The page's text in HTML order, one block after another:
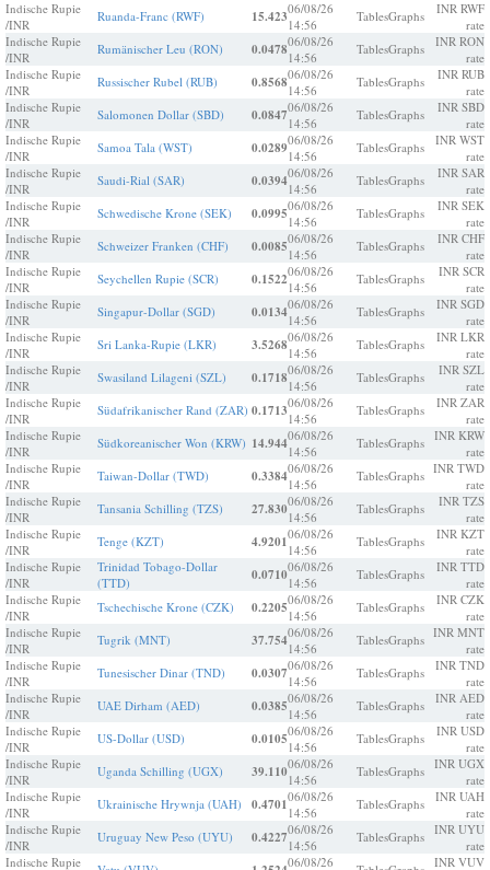
Indische Rupie
/INR
Ruanda-Franc (RWF) 15.42306/08/26
14:56
TablesGraphs
INR RWF
rate
Indische Rupie
/INR
Rumänischer Leu (RON) 0.047806/08/26
14:56
TablesGraphs
INR RON
rate
Indische Rupie
/INR
Russischer Rubel (RUB) 0.856806/08/26
14:56
TablesGraphs
INR RUB
rate
Indische Rupie
/INR
Salomonen Dollar (SBD) 0.084706/08/26
14:56
TablesGraphs
INR SBD
rate
Indische Rupie
/INR
Samoa Tala (WST) 0.028906/08/26
14:56
TablesGraphs
INR WST
rate
Indische Rupie
/INR
Saudi-Rial (SAR) 0.039406/08/26
14:56
TablesGraphs
INR SAR
rate
Indische Rupie
/INR
Schwedische Krone (SEK) 0.099506/08/26
14:56
TablesGraphs
INR SEK
rate
Indische Rupie
/INR
Schweizer Franken (CHF) 0.008506/08/26
14:56
TablesGraphs
INR CHF
rate
Indische Rupie
/INR
Seychellen Rupie (SCR) 0.152206/08/26
14:56
TablesGraphs
INR SCR
rate
Indische Rupie
/INR
Singapur-Dollar (SGD) 0.013406/08/26
14:56
TablesGraphs
INR SGD
rate
Indische Rupie
/INR
Sri Lanka-Rupie (LKR) 3.526806/08/26
14:56
TablesGraphs
INR LKR
rate
Indische Rupie
/INR
Swasiland Lilageni (SZL) 0.171806/08/26
14:56
TablesGraphs
INR SZL
rate
Indische Rupie
/INR
Südafrikanischer Rand (ZAR) 0.171306/08/26
14:56
TablesGraphs
INR ZAR
rate
Indische Rupie
/INR
Südkoreanischer Won (KRW) 14.94406/08/26
14:56
TablesGraphs INR KRW
rate
Indische Rupie
/INR
Taiwan-Dollar (TWD) 0.338406/08/26
14:56
TablesGraphs INR TWD
rate
Indische Rupie
/INR
Tansania Schilling (TZS) 27.83006/08/26
14:56
TablesGraphs
INR TZS
rate
Indische Rupie
/INR
Tenge (KZT) 4.920106/08/26
14:56
TablesGraphs
INR KZT
rate
Indische Rupie
/INR
Trinidad Tobago-Dollar
(TTD)
0.071006/08/26
14:56
TablesGraphs
INR TTD
rate
Indische Rupie
/INR
Tschechische Krone (CZK) 0.220506/08/26
14:56
TablesGraphs
INR CZK
rate
Indische Rupie
/INR
Tugrik (MNT) 37.75406/08/26
14:56
TablesGraphs INR MNT
rate
Indische Rupie
/INR
Tunesischer Dinar (TND) 0.030706/08/26
14:56
TablesGraphs
INR TND
rate
Indische Rupie
/INR
UAE Dirham (AED) 0.038506/08/26
14:56
TablesGraphs
INR AED
rate
Indische Rupie
/INR
US-Dollar (USD) 0.010506/08/26
14:56
TablesGraphs
INR USD
rate
Indische Rupie
/INR
Uganda Schilling (UGX) 39.11006/08/26
14:56
TablesGraphs INR UGX
rate
Indische Rupie
/INR
Ukrainische Hrywnja (UAH) 0.470106/08/26
14:56
TablesGraphs
INR UAH
rate
Indische Rupie
/INR
Uruguay New Peso (UYU) 0.422706/08/26
14:56
TablesGraphs INR UYU
rate
Indische Rupie
06/08/26 INR VUV